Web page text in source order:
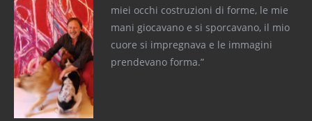
miei occhi costruzioni di forme, le mie
mani giocavano e si sporcavano, il mio
cuore si impregnava e le immagini
prendevano forma.”